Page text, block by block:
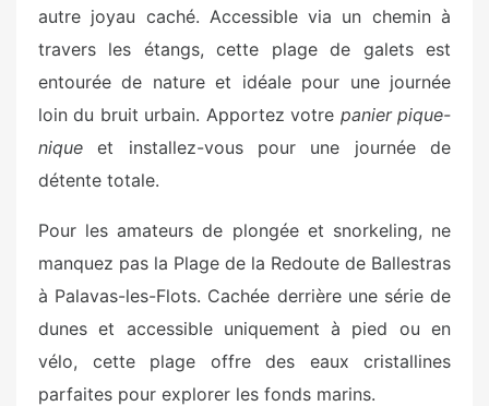
autre joyau caché. Accessible via un chemin à
travers les étangs, cette plage de galets est
entourée de nature et idéale pour une journée
loin du bruit urbain. Apportez votre panier pique-
nique et installez-vous pour une journée de
détente totale.
Pour les amateurs de plongée et snorkeling, ne
manquez pas la Plage de la Redoute de Ballestras
à Palavas-les-Flots. Cachée derrière une série de
dunes et accessible uniquement à pied ou en
vélo, cette plage offre des eaux cristallines
parfaites pour explorer les fonds marins.